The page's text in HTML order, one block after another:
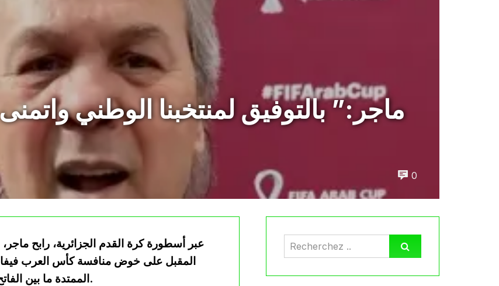
ماجر:” بالتوفيق لمنتخبنا الوطني
0
عبر أسطورة كرة القدم الجزائرية، رابح
الممتدة ما بين الفاتح إلى غاية الثامن عشر من شهر ديسمبر المقبل.